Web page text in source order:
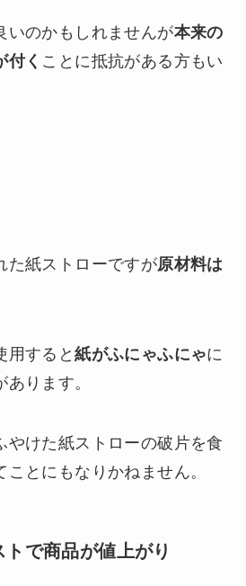
いのかもしれませんが本来の
付く ことに抵抗がある方もい
た紙ストローですが原材料は
用すると紙がふにゃふにゃに
ります。
やけた紙ストローの破片を食
とにもなりかねません。
で商品が値上がり